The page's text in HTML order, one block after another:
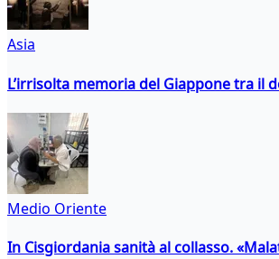
Asia
L’irrisolta memoria del Giappone tra il
Medio Oriente
In Cisgiordania sanità al collasso.